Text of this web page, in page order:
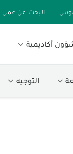
البحث عن عمل
أكاديمية
التوجيه